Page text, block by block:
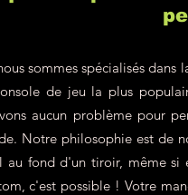
sommes spécialisés
de jeu la plus
aucun problème pour
Notre philosophie est de
au fond d'un tiroir, même si
c'est possible ! Votre